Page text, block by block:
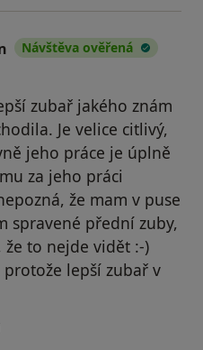
Návštěva ověřená
zubař jakého znám
Je velice citlivý,
jeho práce je úplně
za jeho práci
že mam v puse
spravené přední zuby,
to nejde vidět :-)
lepší zubař v
Váš účet byl odstraněn